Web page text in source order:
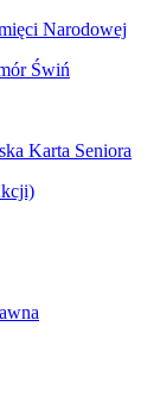
Narodowej
Świń
Karta Seniora